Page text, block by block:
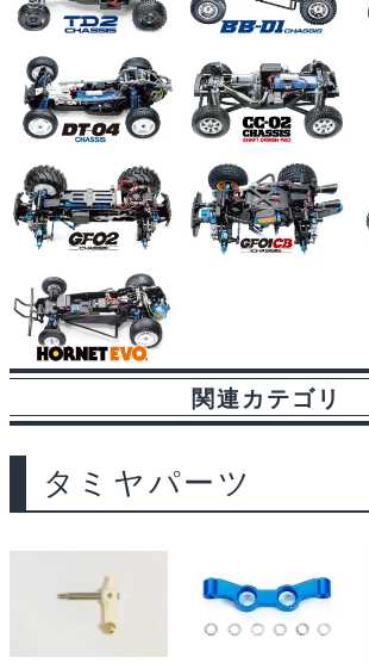
関連カテゴリ
タミヤパーツ